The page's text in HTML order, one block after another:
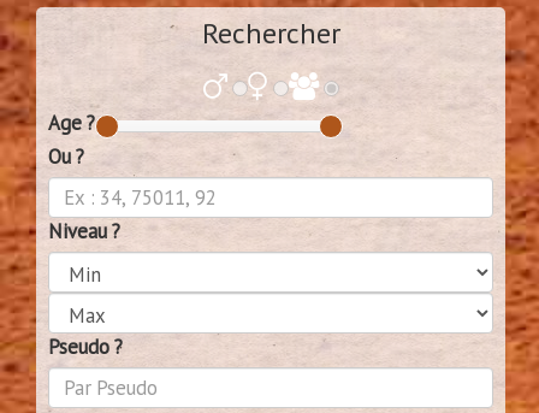
Rechercher
Age ?
Ou ?
Niveau ?
Pseudo ?